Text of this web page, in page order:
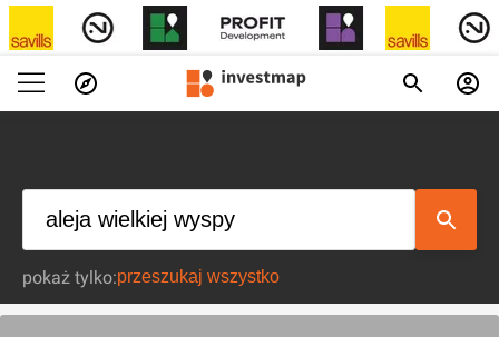
pokaż tylko: